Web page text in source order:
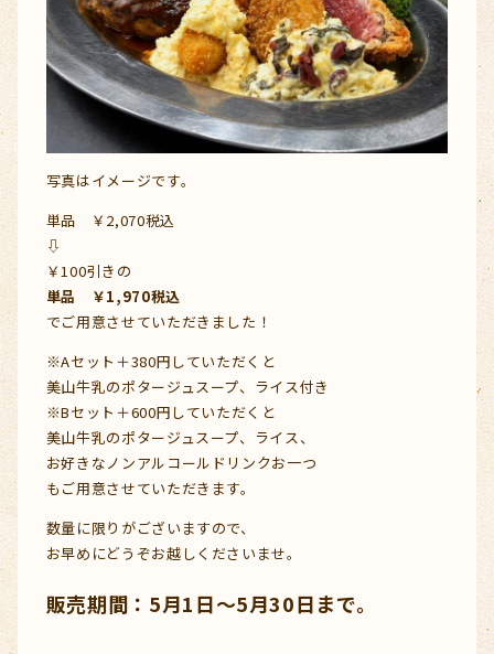
写真はイメージです。
単品 ￥2,070税込
⇩
￥100引きの
単品 ￥1,970税込
でご用意させていただきました！
※Aセット＋380円していただくと
美山牛乳のポタージュスープ、ライス付き
※Bセット＋600円していただくと
美山牛乳のポタージュスープ、ライス、
お好きなノンアルコールドリンクお一つ
もご用意させていただきます。
数量に限りがございますので、
お早めにどうぞお越しくださいませ。
販売期間：5月1日～5月30日まで。